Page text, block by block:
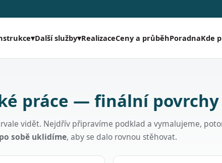
▾Další služby▾RealizaceCeny a průběhPoradnaKde
práce — finální povrchy
vidět. Nejdřív připravíme podklad a vymalujeme,
po sobě uklidíme, aby se dalo rovnou stěhovat.